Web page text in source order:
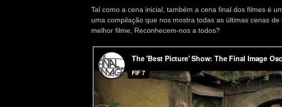
Tal como a cena inicial, também a cena final dos filmes é
uma compilação que nos mostra todas as últimas cenas
melhor filme, Reconhecem-nos a todos?